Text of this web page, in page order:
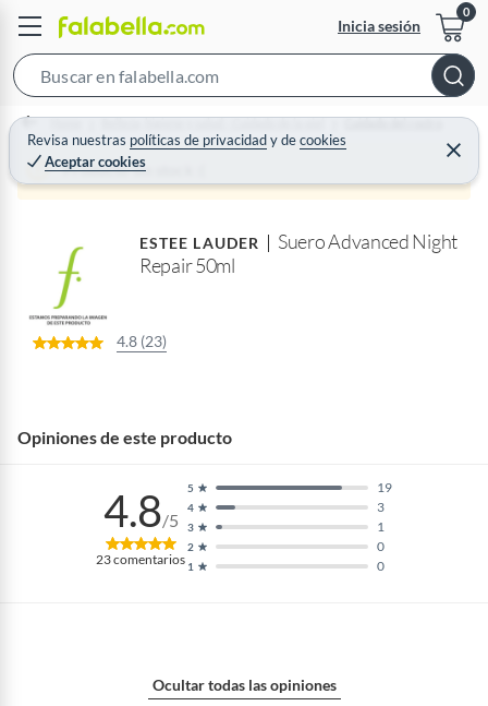
Inicia sesión
e
a
c
B
Revisa nuestras políticas de privacidadydecookies
Aceptar cookies
C
e
r
Home Belleza, higiene y salud - Cuidado de la piel Cuidado del rostro
Producto sin stock :(
ESTEE LAUDER
Suero Advanced Night
Repair 50ml
4.8 (23)
Opiniones de este producto
4.8/5
23comentarios 1 0
2 0
3 1
4 3
5 19
Ocultar todas las opiniones